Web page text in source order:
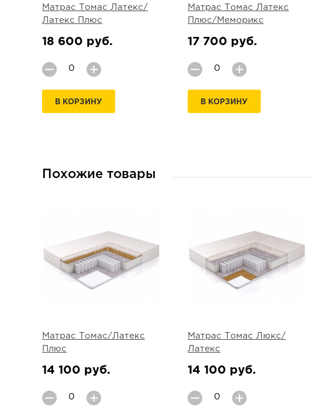
Матрас Томас Латекс/
Латекс Плюс
18 600 руб.
В КОРЗИНУ
Матрас Томас Латекс
Плюс/Меморикс
17 700 руб.
В КОРЗИНУ
Похожие товары
Матрас Томас/Латекс
Плюс
14 100 руб.
Матрас Томас Люкс/
Латекс
14 100 руб.